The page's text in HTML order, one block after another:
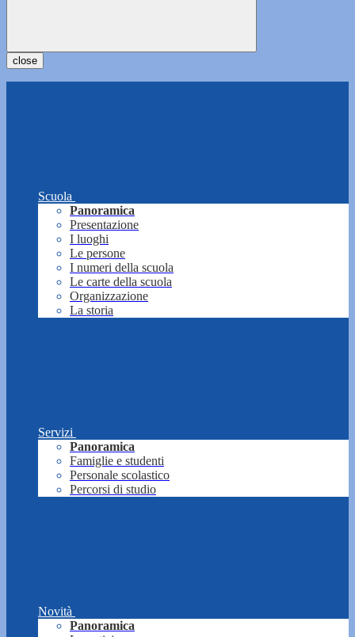
close
Scuola
Panoramica
Presentazione
I luoghi
Le persone
I numeri della scuola
Le carte della scuola
Organizzazione
La storia
Servizi
Panoramica
Famiglie e studenti
Personale scolastico
Percorsi di studio
Novità
Panoramica